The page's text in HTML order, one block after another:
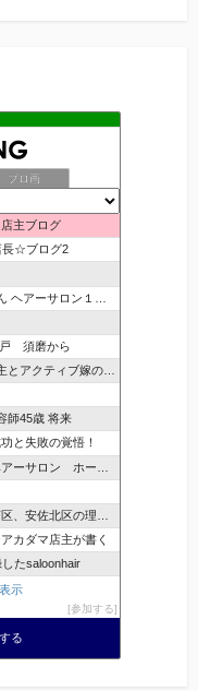
ブロ画
主ブログ
長☆ブログ2
ン１２３公式ブログ
戸 須磨から
アクティブ嫁のblog
師45歳 将来
と失敗の覚悟！
ロン ホープヘアーズ
佐北区の理美容院
カダマ店主が書く
たsaloonhair
示
参加する
る